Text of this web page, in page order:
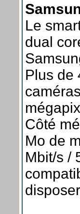
Le
dual
Plus de
Côté
Mo de
Mbit/s /